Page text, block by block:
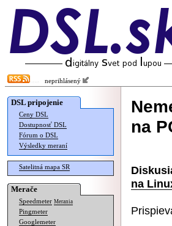
neprihlásený
DSL pripojenie
Ceny DSL
Dostupnosť DSL
Fórum o DSL
Výsledky meraní
Satelitná mapa SR
Merače
Speedmeter Merania
Pingmeter
Googlemeter
na
na